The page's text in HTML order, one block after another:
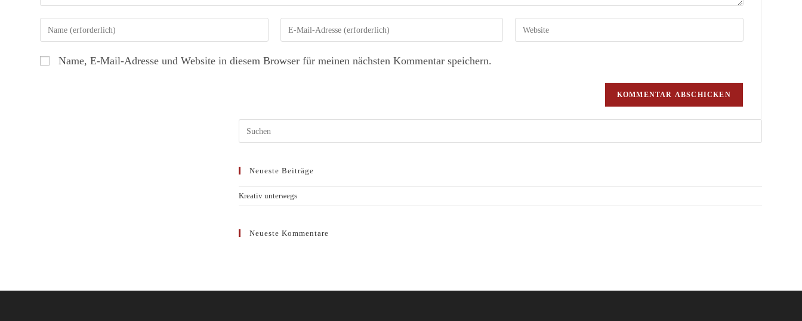
Name, E-Mail-Adresse und Website in diesem Browser für meinen nächsten Kommentar speichern.
Neueste Beiträge
Kreativ unterwegs
Neueste Kommentare